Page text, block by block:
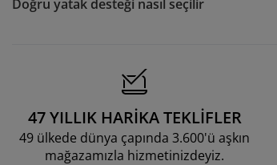
Doğru yatak desteği nasıl seçilir
47 YILLIK HARİKA TEKLİFLER
49 ülkede dünya çapında 3.600'ü aşkın
mağazamızla hizmetinizdeyiz.